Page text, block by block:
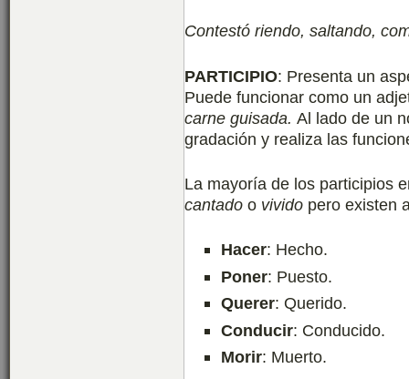
Contestó riendo, saltando,
PARTICIPIO: Presenta un
Puede funcionar como un
carne guisada. Al lado de un
gradación y realiza las
La mayoría de los participios
cantado o vivido pero existen
Hacer: Hecho.
Poner: Puesto.
Querer: Querido.
Conducir: Conducido.
Morir: Muerto.